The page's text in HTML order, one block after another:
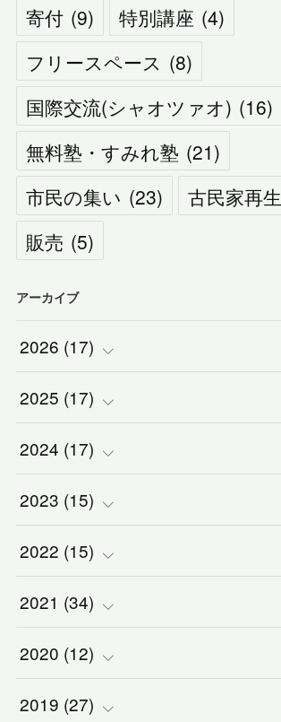
寄付 (9) 特別講座 (4)
フリースペース (8)
国際交流(シャオツァオ) (16)
無料塾・すみれ塾 (21)
市民の集い (23) 古民家再生
販売 (5)
アーカイブ
2026 (17)
(2)
(1)
(1)
(3)
(3)
(5)
(2)
2025 (17)
(2)
(1)
(1)
(2)
(3)
(5)
2024 (17)
(2)
(5)
(1)
(5)
(2)
2023 (15)
(3)
(1)
(1)
(2)
2022 (15)
(2)
(2)
(1)
2021 (34)
(2)
(1)
2020 (12)
(1)
2019 (27)